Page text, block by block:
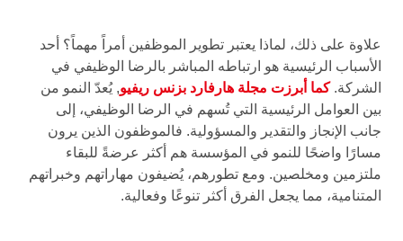
علاوة على ذلك، لماذا يعتبر تطوير الموظفين أمراً مهماً؟ أحد
الأسباب الرئيسية هو ارتباطه المباشر بالرضا الوظيفي في
الشركة.كما أبرزت مجلة هارفارد بزنس ريفيو, يُعدّ النمو من
بين العوامل الرئيسية التي تُسهم في الرضا الوظيفي، إلى
جانب الإنجاز والتقدير والمسؤولية. فالموظفون الذين يرون
مسارًا واضحًا للنمو في المؤسسة هم أكثر عرضةً للبقاء
ملتزمين ومخلصين. ومع تطورهم، يُضيفون مهاراتهم وخبراتهم
المتنامية، مما يجعل الفرق أكثر تنوعًا وفعالية.